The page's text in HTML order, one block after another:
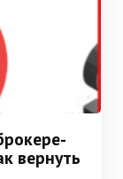
вернуть